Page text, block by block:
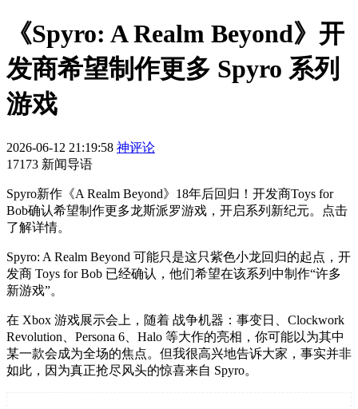
《Spyro: A Realm Beyond》开
发商希望制作更多 Spyro 系列
游戏
2026-06-12 21:19:58 神评论
17173 新闻导语
Spyro新作《A Realm Beyond》18年后回归！开发商Toys for
Bob确认希望制作更多龙斯派罗游戏，开启系列新纪元。点击
了解详情。
Spyro: A Realm Beyond 可能只是这只紫色小龙回归的起点，开
发商 Toys for Bob 已经确认，他们希望在该系列中制作“许多
新游戏”。
在 Xbox 游戏展示会上，随着 战争机器：事变日、Clockwork
Revolution、Persona 6、Halo 等大作的亮相，你可能以为其中
某一款会成为全场的焦点。但我很高兴地告诉大家，事实并非
如此，因为真正抢尽风头的惊喜来自 Spyro。